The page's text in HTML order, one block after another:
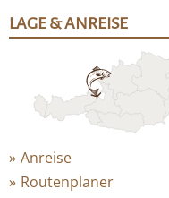
LAGE & ANREISE
Anreise
Routenplaner